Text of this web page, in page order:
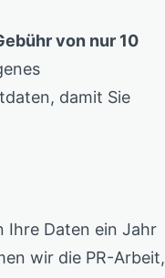
von nur 10
damit Sie
Ihre Daten ein Jahr
wir die PR-Arbeit,